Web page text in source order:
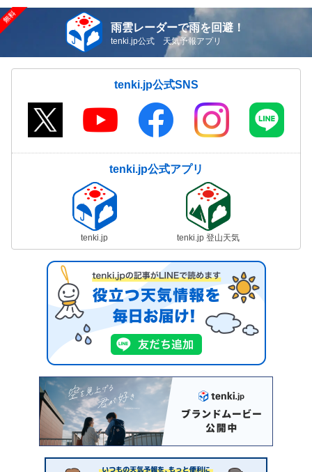
雨雲レーダーで雨を回避！
tenki.jp公式 天気予報アプリ
tenki.jp公式SNS
tenki.jp公式アプリ
tenki.jp tenki.jp 登山天気